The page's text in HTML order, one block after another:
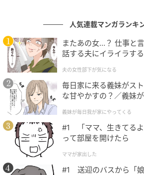
人気連載マンガランキ
またあの女…？ 仕事と
話する夫にイライラす
夫の女性部下が気になる
毎日家に来る義妹がス
な甘やかすの？／義妹
が】
義妹が毎日我が家にやってくる
#1 「ママ、生きてる
って部屋を開けたら
ママが家出した
#1 送迎のバスから「